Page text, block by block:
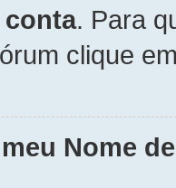
. Para
clique
Nome